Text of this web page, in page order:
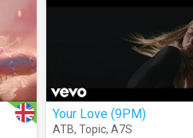
Your Love (9PM)
ATB, Topic, A7S